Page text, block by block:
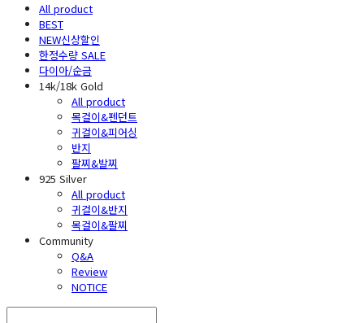
All product
BEST
NEW신상할인
한정수량 SALE
다이아/순금
14k/18k Gold
All product
목걸이&펜던트
귀걸이&피어싱
반지
팔찌&발찌
925 Silver
All product
귀걸이&반지
목걸이&팔찌
Community
Q&A
Review
NOTICE